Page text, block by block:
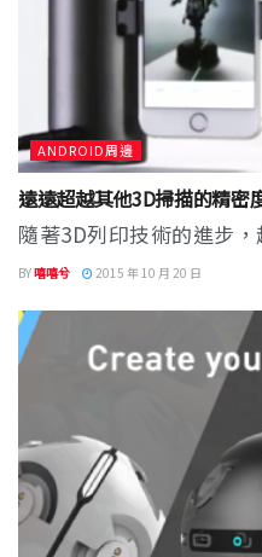
ANDROID周邊
遠遠超越其他3D掃描的精密
隨著3D列印技術的進步
BY嘻嘻兮 2015 年 10 月 20 日